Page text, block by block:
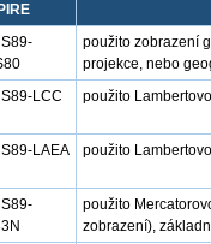
použito zobrazení
projekce, nebo
LCC použito
LAEA použito
použito
zobrazení),